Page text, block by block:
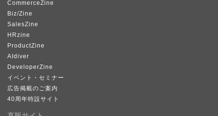
CommerceZine
Biz/Zine
SalesZine
HRzine
ProductZine
AIdiver
DeveloperZine
イベント・セミナー
広告掲載のご案内
40周年特設サイト